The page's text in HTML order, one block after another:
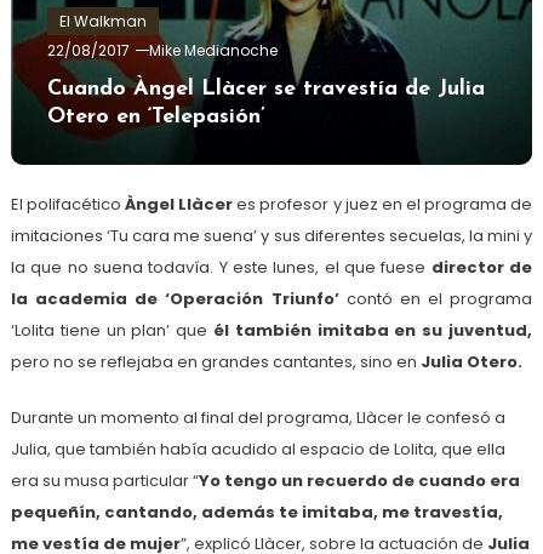
El Walkman
22/08/2017
Mike Medianoche
Cuando Àngel Llàcer se travestía de Julia
Otero en ‘Telepasión’
El polifacético Àngel Llàceres profesor y juez en el programa de
imitaciones ‘Tu cara me suena’ y sus diferentes secuelas, la mini y
la que no suena todavía. Y este lunes, el que fuese director de
la academia de ‘Operación Triunfo’contó en el programa
‘Lolita tiene un plan’ que él también imitaba en su juventud,
pero no se reflejaba en grandes cantantes, sino en Julia Otero.
Durante un momento al final del programa, Llàcer le confesó a
Julia, que también había acudido al espacio de Lolita, que ella
era su musa particular “Yo tengo un recuerdo de cuando era
pequeñín, cantando, además te imitaba, me travestía,
me vestía de mujer”, explicó Llàcer, sobre la actuación de Julia